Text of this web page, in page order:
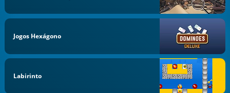
Jogos Hexágono
Labirinto